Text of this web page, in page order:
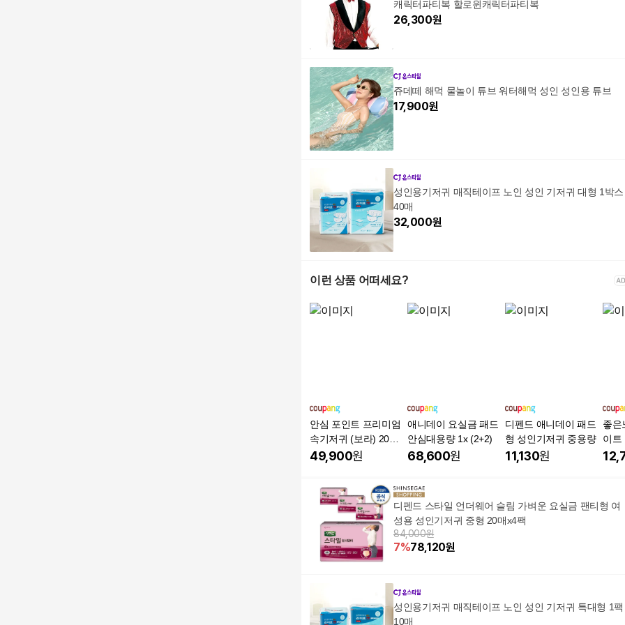
캐릭터파티복 할로윈캐릭터파티복
26,300원
쥬데떼 해먹 물놀이 튜브 워터해먹 성인 성인용 튜브
17,900원
성인용기저귀 매직테이프 노인 성인 기저귀 대형 1박스
40매
32,000원
이런 상품 어떠세요?
안심 포인트 프리미엄
속기저귀 (보라) 20매
입
49,900원
애니데이 요실금 패드
안심대용량 1x (2+2)
68,600원
디펜드 애니데이 패드
형 성인기저귀 중용량
11,130원
좋은
이트
디펜드 스타일 언더웨어 슬림 가벼운 요실금 팬티형 여
성용 성인기저귀 중형 20매x4팩
84,000원
7%78,120원
성인용기저귀 매직테이프 노인 성인 기저귀 특대형 1팩
10매